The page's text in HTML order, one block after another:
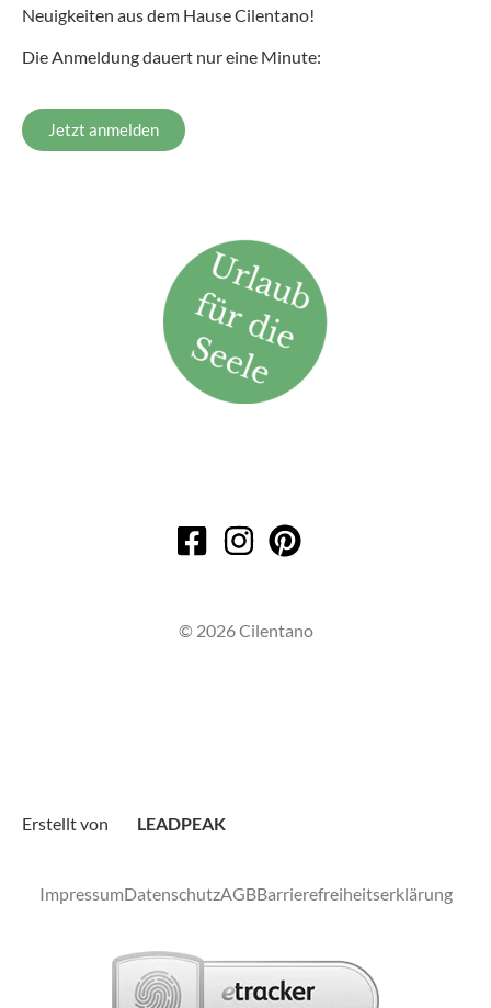
Neuigkeiten aus dem Hause Cilentano!
Die Anmeldung dauert nur eine Minute:
Jetzt anmelden
© 2026 Cilentano
Erstellt von LEADPEAK
ImpressumDatenschutzAGBBarrierefreiheitserklärung